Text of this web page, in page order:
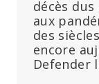
décès
aux
des
encore
Defender